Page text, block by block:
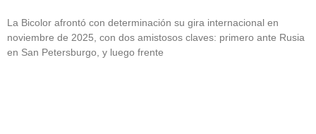
La Bicolor afrontó con determinación su gira internacional en
noviembre de 2025, con dos amistosos claves: primero ante Rusia
en San Petersburgo, y luego frente